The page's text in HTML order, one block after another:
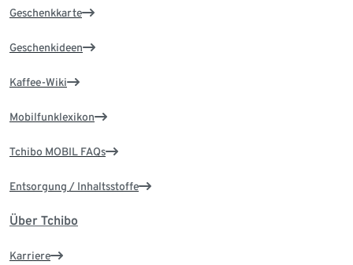
Geschenkkarte
Geschenkideen
Kaffee-Wiki
Mobilfunklexikon
Tchibo MOBIL FAQs
Entsorgung / Inhaltsstoffe
Über Tchibo
Karriere